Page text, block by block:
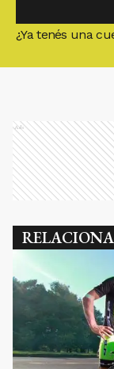
¿Ya tenés una
Ads